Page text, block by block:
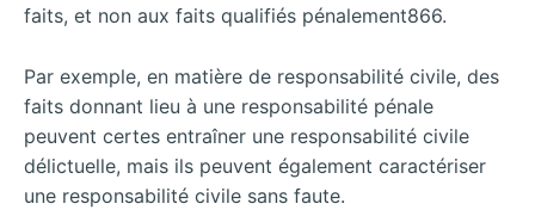
faits, et non aux faits qualifiés pénalement866.
Par exemple, en matière de responsabilité civile, des
faits donnant lieu à une responsabilité pénale
peuvent certes entraîner une responsabilité civile
délictuelle, mais ils peuvent également caractériser
une responsabilité civile sans faute.